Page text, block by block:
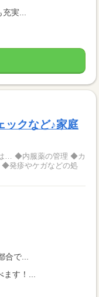
実...
ックなど♪家庭
発疹やケガなどの処
で...
す！...